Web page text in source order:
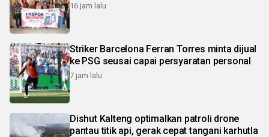
16 jam lalu
Striker Barcelona Ferran Torres minta dijual
ke PSG seusai capai persyaratan personal
7 jam lalu
Dishut Kalteng optimalkan patroli drone
pantau titik api, gerak cepat tangani karhutla